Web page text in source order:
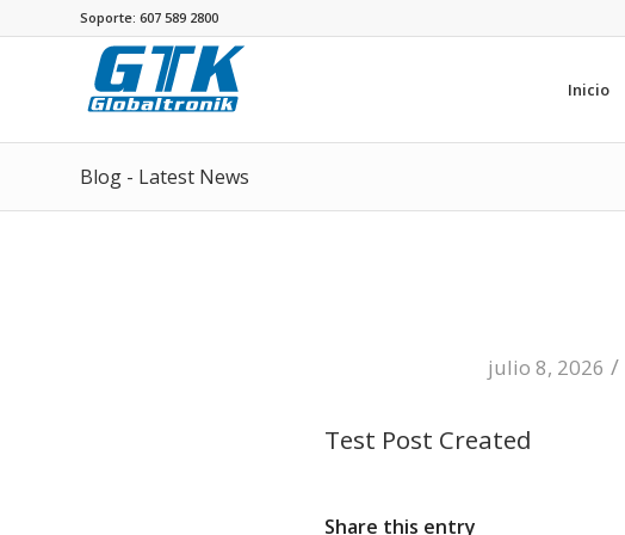
Soporte: 607 589 2800
Inicio
Blog - Latest News
julio 8, 2026 /
Test Post Created
Share this entry